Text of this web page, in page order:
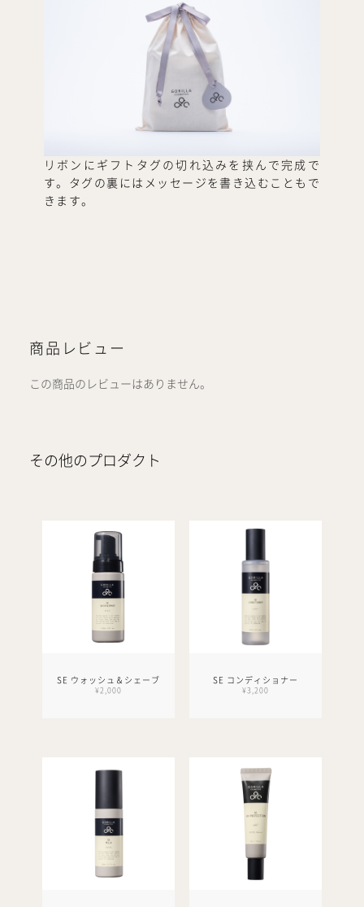
リボンにギフトタグの切れ込みを挟んで完成で
す。タグの裏にはメッセージを書き込むこともで
きます。
商品レビュー
この商品のレビューはありません。
その他のプロダクト
SE ウォッシュ＆シェーブ
¥2,000
SE コンディショナー
¥3,200